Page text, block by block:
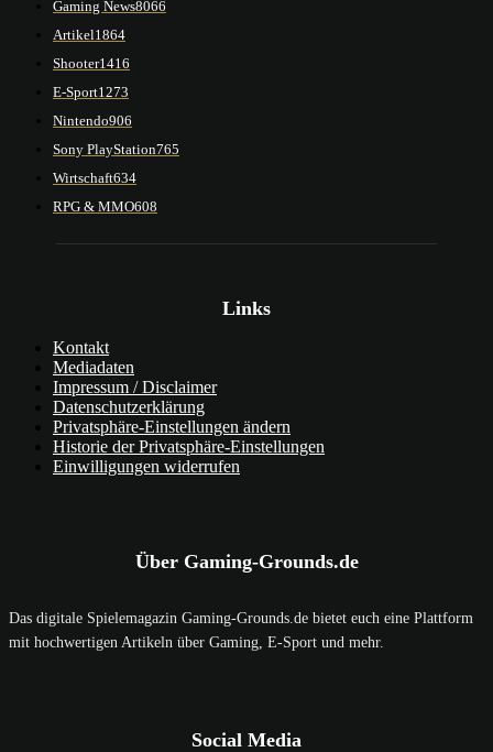
Gaming News8066
Artikel1864
Shooter1416
E-Sport1273
Nintendo906
Sony PlayStation765
Wirtschaft634
RPG & MMO608
Links
Kontakt
Mediadaten
Impressum / Disclaimer
Datenschutzerklärung
Privatsphäre-Einstellungen ändern
Historie der Privatsphäre-Einstellungen
Einwilligungen widerrufen
Über Gaming-Grounds.de
Das digitale Spielemagazin Gaming-Grounds.de bietet euch eine Plattform
mit hochwertigen Artikeln über Gaming, E-Sport und mehr.
Social Media